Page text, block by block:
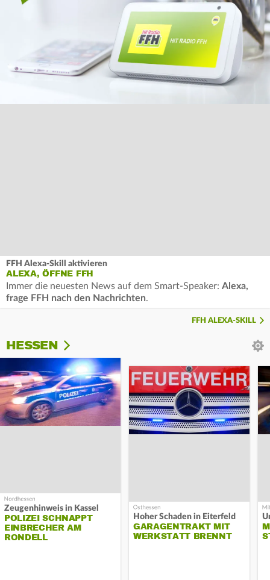
FFH Alexa-Skill aktivieren
ALEXA, ÖFFNE FFH
Immer die neuesten News auf dem Smart-Speaker: Alexa,
frage FFH nach den Nachrichten.
FFH ALEXA-SKILL
HESSEN
Zeugenhinweis in Kassel
POLIZEI SCHNAPPT
EINBRECHER AM
RONDELL
Hoher Schaden in Eiterfeld
GARAGENTRAKT MIT
WERKSTATT BRENNT